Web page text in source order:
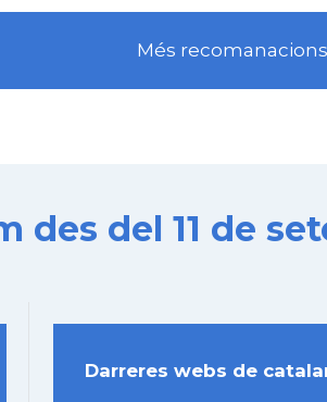
Més
des del 11 de
Darreres webs de